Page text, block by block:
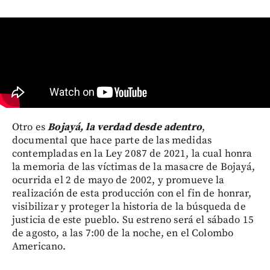
Otro esBojayá, la verdad desde adentro,
documental que hace parte de las medidas
contempladas en la Ley 2087 de 2021, la cual honra
la memoria de las víctimas de la masacre de Bojayá,
ocurrida el 2 de mayo de 2002, y promueve la
realización de esta producción con el fin de honrar,
visibilizar y proteger la historia de la búsqueda de
justicia de este pueblo. Su estreno será el sábado 15
de agosto, a las 7:00 de la noche, en el Colombo
Americano.